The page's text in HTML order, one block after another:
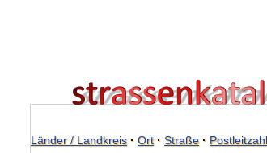
Länder / Landkreis· Ort· Straße·